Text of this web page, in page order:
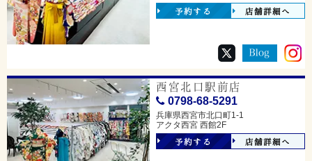
予約する 店舗詳細へ
西宮北口駅前店
0798-68-5291
兵庫県西宮市北口町1-1
アクタ西宮 西館2F
予約する 店舗詳細へ